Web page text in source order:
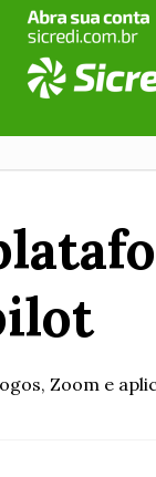
Zoom e